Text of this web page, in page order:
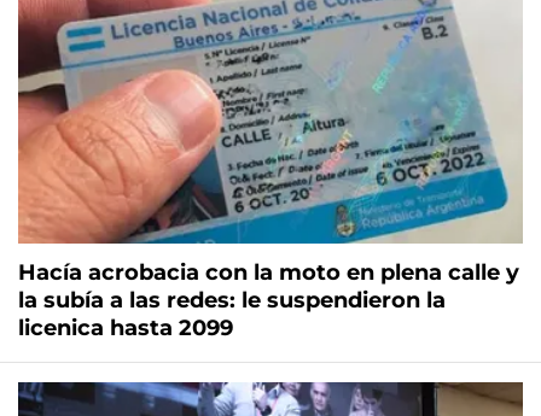
Hacía acrobacia con la moto en plena calle y
la subía a las redes: le suspendieron la
licenica hasta 2099